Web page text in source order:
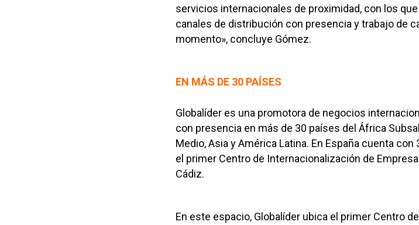
servicios internacionales de proximidad, con los
canales de distribución con presencia y trabajo de
momento», concluye Gómez.
EN MÁS DE 30 PAÍSES
Globalíder es una promotora de negocios
con presencia en más de 30 países del África
Medio, Asia y América Latina. En España cuenta
el primer Centro de Internacionalización de
Cádiz.
En este espacio, Globalíder ubica el primer Centro